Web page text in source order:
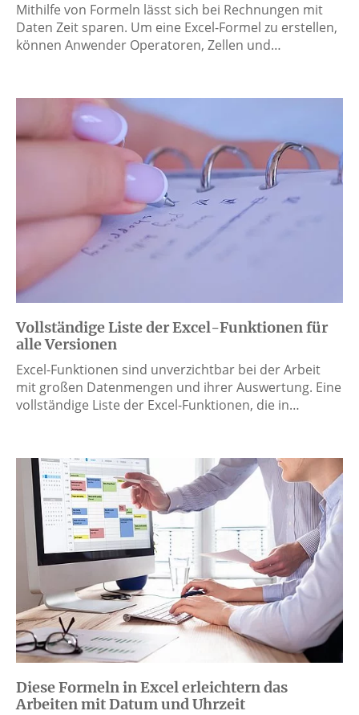
Mithilfe von Formeln lässt sich bei Rechnungen mit
Daten Zeit sparen. Um eine Excel-Formel zu erstellen,
können Anwender Operatoren, Zellen und…
Vollständige Liste der Excel-Funktionen für
alle Versionen
Excel-Funktionen sind unverzichtbar bei der Arbeit
mit großen Datenmengen und ihrer Auswertung. Eine
vollständige Liste der Excel-Funktionen, die in…
Diese Formeln in Excel erleichtern das
Arbeiten mit Datum und Uhrzeit